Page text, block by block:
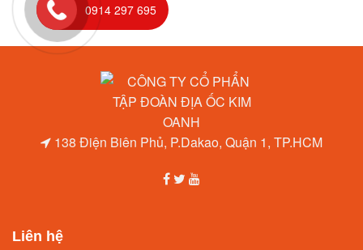
138 Điện Biên Phủ, P.Dakao, Quận 1, TP.HCM
Liên hệ
0914 297 695